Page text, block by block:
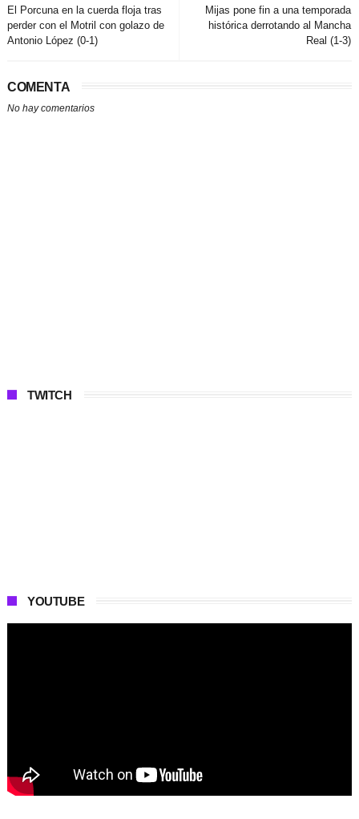
Mijas pone fin a una temporada
histórica derrotando al Mancha
Real (1-3)
El Porcuna en la cuerda floja tras
perder con el Motril con golazo de
Antonio López (0-1)
COMENTA
No hay comentarios
TWITCH
YOUTUBE